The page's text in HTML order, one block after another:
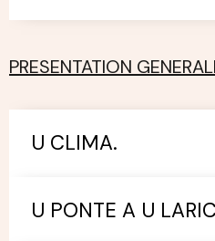
PRESENTATION
U CLIMA.
U PONTE A U